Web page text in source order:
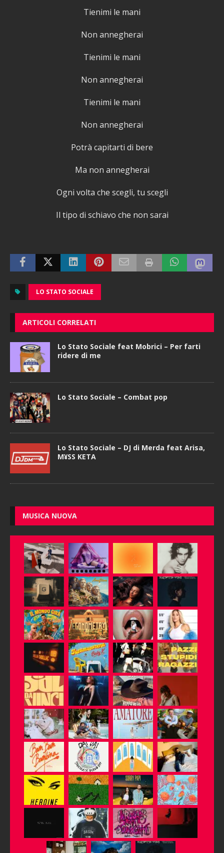
Tienimi le mani
Non annegherai
Tienimi le mani
Non annegherai
Tienimi le mani
Non annegherai
Potrà capitarti di bere
Ma non annegherai
Ogni volta che scegli, tu scegli
Il tipo di schiavo che non sarai
LO STATO SOCIALE
ARTICOLI CORRELATI
Lo Stato Sociale feat Mobrici – Per farti
ridere di me
Lo Stato Sociale – Combat pop
Lo Stato Sociale – DJ di Merda feat Arisa,
M¥SS KETA
MUSICA NUOVA